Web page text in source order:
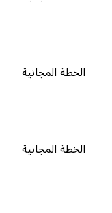
الخطة المجانية
الخطة المجانية